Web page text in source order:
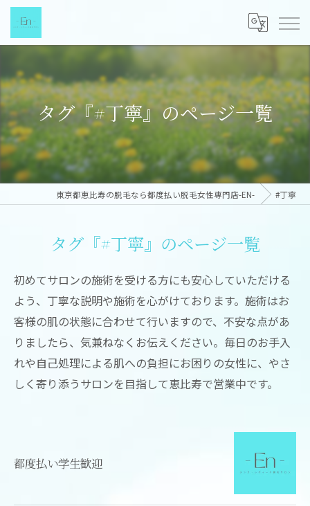
タグ『#丁寧』のページ一覧
東京都恵比寿の脱毛なら都度払い脱毛女性専門店-EN- #丁寧
タグ『#丁寧』のページ一覧
初めてサロンの施術を受ける方にも安心していただける
よう、丁寧な説明や施術を心がけております。施術はお
客様の肌の状態に合わせて行いますので、不安な点があ
りましたら、気兼ねなくお伝えください。毎日のお手入
れや自己処理による肌への負担にお困りの女性に、やさ
しく寄り添うサロンを目指して恵比寿で営業中です。
都度払い学生歓迎